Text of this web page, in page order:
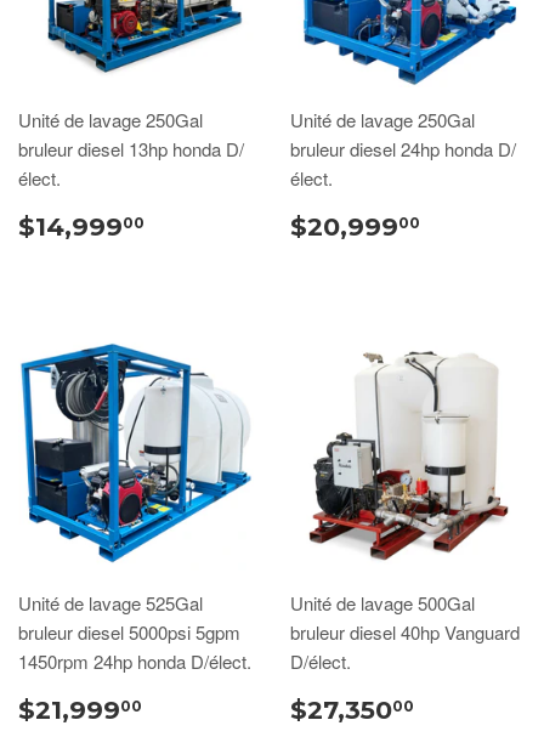
Unité de lavage 250Gal
bruleur diesel 13hp honda D/
élect.
$14,99900
Unité de lavage 250Gal
bruleur diesel 24hp honda D/
élect.
$20,99900
Unité de lavage 525Gal
bruleur diesel 5000psi 5gpm
1450rpm 24hp honda D/élect.
$21,99900
Unité de lavage 500Gal
bruleur diesel 40hp Vanguard
D/élect.
$27,35000